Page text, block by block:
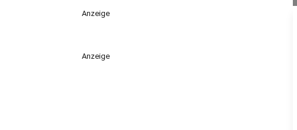
Anzeige
Anzeige